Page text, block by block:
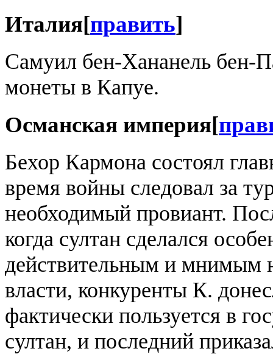
Италия[править]
Самуил бен-Хананель бен-
монеты в Капуе.
Османская империя[
Бехор Кармона состоял
время войны следовал за
необходимый провиант.
когда султан сделался
действительным и мнимым
власти, конкуренты К.
фактически пользуется в
султан, и последний